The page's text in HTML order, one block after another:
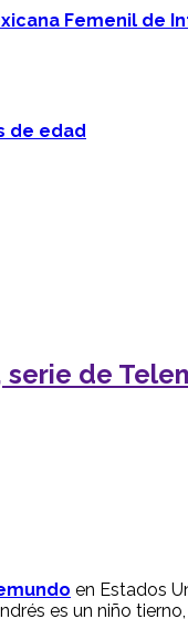
Femenil de
de edad
serie de
en Estados
es un niño